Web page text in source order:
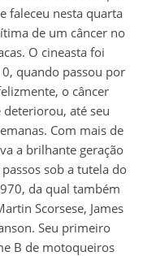
faleceu nesta quarta
de um câncer no
O cineasta foi
quando passou por
o câncer
até seu
Com mais de
a brilhante geração
sob a tutela do
da qual também
Scorsese, James
Seu primeiro
B de motoqueiros